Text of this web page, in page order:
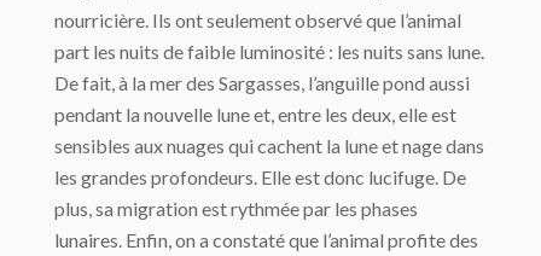
nourricière. Ils ont seulement observé que l’animal
part les nuits de faible luminosité : les nuits sans lune.
De fait, à la mer des Sargasses, l’anguille pond aussi
pendant la nouvelle lune et, entre les deux, elle est
sensibles aux nuages qui cachent la lune et nage dans
les grandes profondeurs. Elle est donc lucifuge. De
plus, sa migration est rythmée par les phases
lunaires. Enfin, on a constaté que l’animal profite des